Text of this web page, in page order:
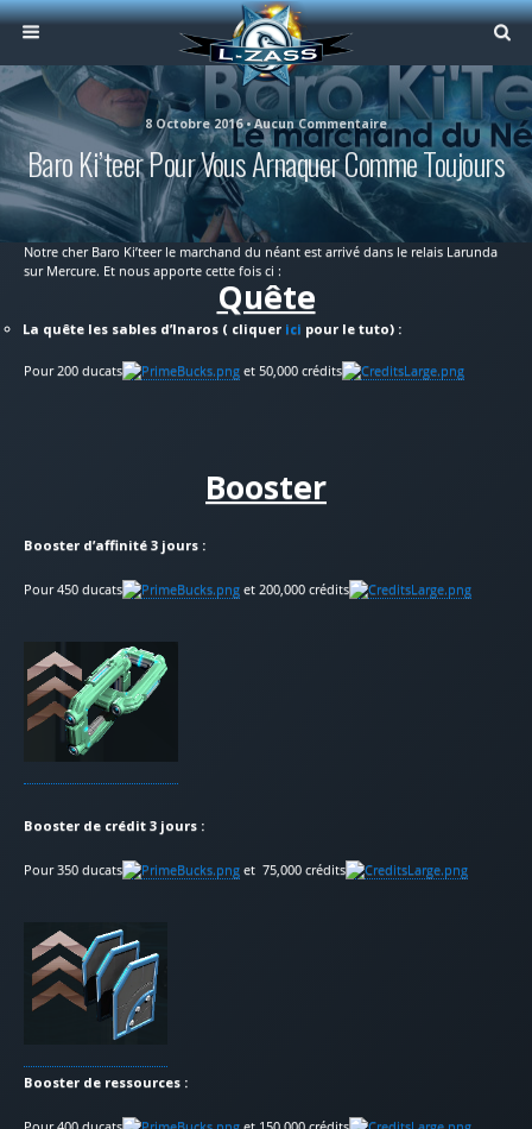
8 Octobre 2016 • Aucun Commentaire
Baro Ki’teer Pour Vous Arnaquer Comme Toujours
Notre cher Baro Ki’teer le marchand du néant est arrivé dans le relais Larunda
sur Mercure. Et nous apporte cette fois ci :
Quête
La quête les sables d’Inaros ( cliquer ici pour le tuto) :
Pour 200 ducats et 50,000 crédits
Booster
Booster d’affinité 3 jours :
Pour 450 ducats et 200,000 crédits
Booster de crédit 3 jours :
Pour 350 ducats et 75,000 crédits
Booster de ressources :